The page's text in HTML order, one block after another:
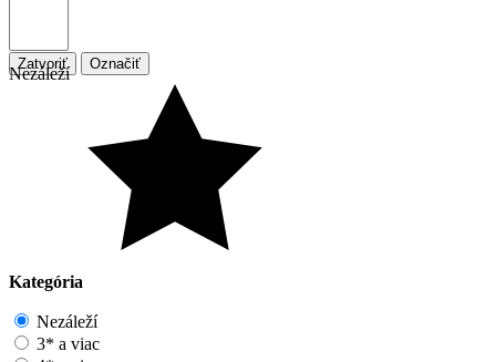
Zatvoriť Označiť
Nezáleží
Kategória
Nezáleží
3* a viac